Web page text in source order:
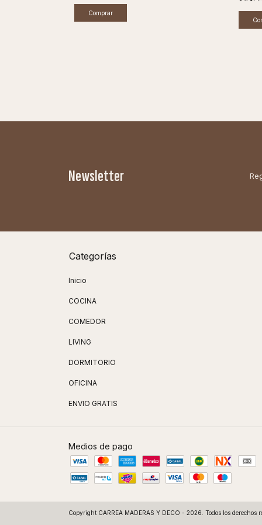
Newsletter
Categorías
Inicio
COCINA
COMEDOR
LIVING
DORMITORIO
OFICINA
ENVIO GRATIS
Medios de pago
Copyright CARREA MADERAS Y DECO - 2026. Todos los derechos